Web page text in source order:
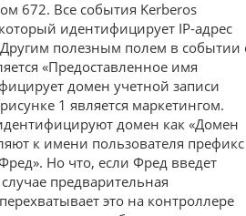
672. Все события Kerberos
идентифицирует IP-адрес
полезным полем в событии
«Предоставленное имя
домен учетной записи
1 является маркетингом.
домен как «Домен
к имени пользователя префикс
Но что, если Фред введет
предварительная
это на контроллере